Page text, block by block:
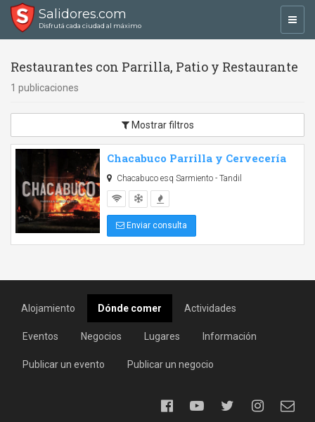
Salidores.com
Disfrutá cada ciudad al máximo
Restaurantes con Parrilla, Patio y Restaurante
1 publicaciones
Mostrar filtros
Chacabuco Parrilla y Cervecería
Chacabuco esq Sarmiento - Tandil
Enviar consulta
Alojamiento Dónde comer Actividades
Eventos Negocios Lugares Información
Publicar un evento Publicar un negocio